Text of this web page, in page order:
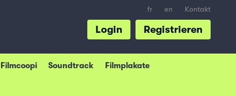
fr en Kontakt
Registrieren
Login
Soundtrack Filmplakate